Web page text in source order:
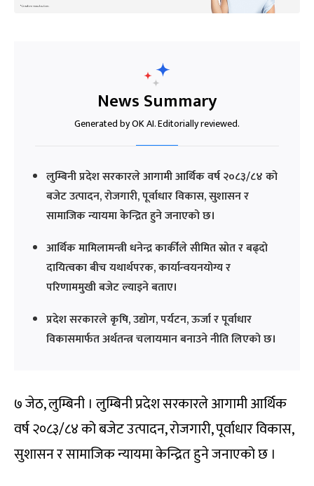
News Summary
Generated by OK AI. Editorially reviewed.
लुम्बिनी प्रदेश सरकारले आगामी आर्थिक वर्ष २०८३/८४ को
बजेट उत्पादन, रोजगारी, पूर्वाधार विकास, सुशासन र
सामाजिक न्यायमा केन्द्रित हुने जनाएको छ।
आर्थिक मामिलामन्त्री धनेन्द्र कार्कीले सीमित स्रोत र बढ्दो
दायित्वका बीच यथार्थपरक, कार्यान्वयनयोग्य र
परिणाममुखी बजेट ल्याइने बताए।
प्रदेश सरकारले कृषि, उद्योग, पर्यटन, ऊर्जा र पूर्वाधार
विकासमार्फत अर्थतन्त्र चलायमान बनाउने नीति लिएको छ।
७ जेठ, लुम्बिनी । लुम्बिनी प्रदेश सरकारले आगामी आर्थिक
वर्ष २०८३/८४ को बजेट उत्पादन, रोजगारी, पूर्वाधार विकास,
सुशासन र सामाजिक न्यायमा केन्द्रित हुने जनाएको छ ।